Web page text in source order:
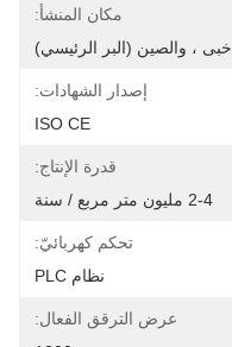
مكان المنشأ:
خبى ، والصين (البر الرئيسي)
إصدار الشهادات:
ISO CE
قدرة الإنتاج:
2-4 مليون متر مربع / سنة
تحكم كهربائيّ:
نظام PLC
عرض الترقق الفعال: